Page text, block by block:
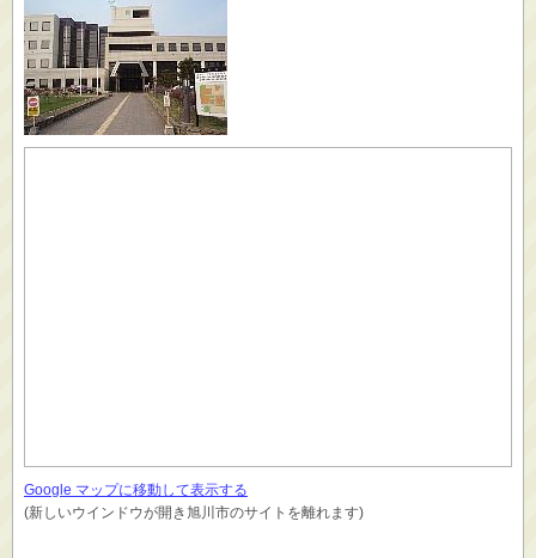
Google マップに移動して表示する
(新しいウインドウが開き旭川市のサイトを離れます)